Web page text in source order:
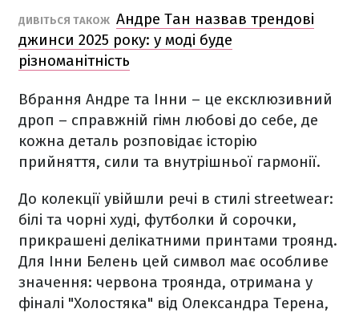
ДИВІТЬСЯ ТАКОЖ Андре Тан назвав трендові
джинси 2025 року: у моді буде
різноманітність
Вбрання Андре та Інни – це ексклюзивний
дроп – справжній гімн любові до себе, де
кожна деталь розповідає історію
прийняття, сили та внутрішньої гармонії.
До колекції увійшли речі в стилі streetwear:
білі та чорні худі, футболки й сорочки,
прикрашені делікатними принтами троянд.
Для Інни Белень цей символ має особливе
значення: червона троянда, отримана у
фіналі "Холостяка" від Олександра Терена,